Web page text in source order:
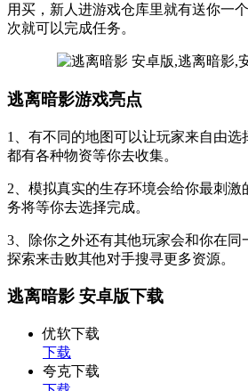
用买，新人进游戏仓库里就有送你一
次就可以完成任务。
逃离暗影游戏亮点
1、有不同的地图可以让玩家来自由选
都有各种物资等你去收集。
2、模拟真实的生存环境会给你最刺
务将等你去选择完成。
3、除你之外还有其他玩家会和你在同
探索来击败其他对手搜寻更多资源。
逃离暗影 安卓版下载
优软下载
下载
夸克下载